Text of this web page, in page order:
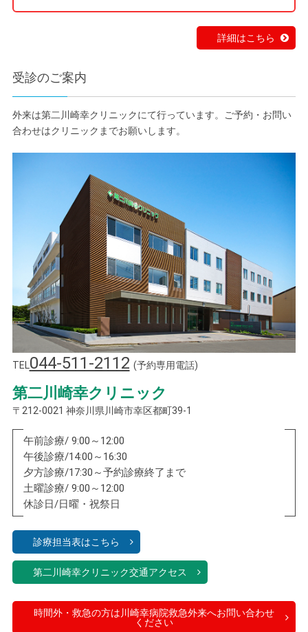
詳細はこちら
受診のご案内
外来は第二川崎幸クリニックにて行っています。ご予約・お問い
合わせはクリニックまでお願いします。
TEL044-511-2112 (予約専用電話)
第二川崎幸クリニック
〒212-0021 神奈川県川崎市幸区都町39-1
午前診療/ 9:00～12:00
午後診療/14:00～16:30
夕方診療/17:30～予約診療終了まで
土曜診療/ 9:00～12:00
休診日/日曜・祝祭日
診療担当表はこちら
第二川崎幸クリニック交通アクセス
時間外・救急の方は川崎幸病院救急外来へお問い合わせ
ください